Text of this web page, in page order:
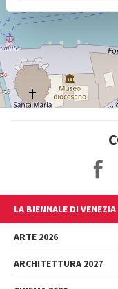
LA BIENNALE DI VENEZIA
L'Istituzione
Cariche istituzionali
Storia
ARTE 2026
Esposizione
ARCHITETTURA 2027